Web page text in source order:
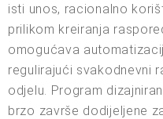
isti unos, racionalno
prilikom kreiranja
omogućava
regulirajući svakodnevni
odjelu. Program
brzo završe dodijeljene